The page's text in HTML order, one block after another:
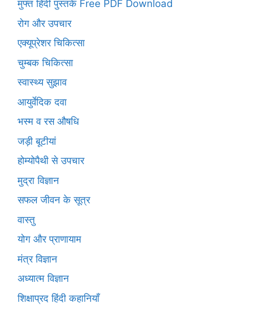
मुफ्त हिंदी पुस्तकें Free PDF Download
रोग और उपचार
एक्यूप्रेशर चिकित्सा
चुम्बक चिकित्सा
स्वास्थ्य सुझाव
आयुर्वेदिक दवा
भस्म व रस औषधि
जड़ी बूटीयां
होम्योपैथी से उपचार
मुद्रा विज्ञान
सफल जीवन के सूत्र
वास्तु
योग और प्राणायाम
मंत्र विज्ञान
अध्यात्म विज्ञान
शिक्षाप्रद हिंदी कहानियाँ